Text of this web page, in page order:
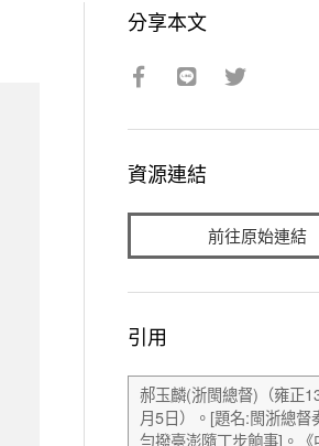
分享本文
資源連結
前往原始連結
引用